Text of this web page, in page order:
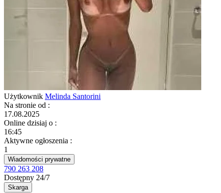
Użytkownik Melinda Santorini
Na stronie od :
17.08.2025
Online dzisiaj o :
16:45
Aktywne ogłoszenia :
1
Wiadomości prywatne
790 263 208
Dostępny 24/7
Skarga